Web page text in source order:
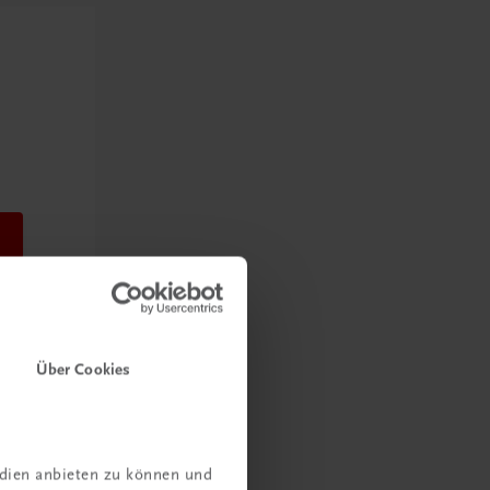
Über Cookies
anbieten zu können und